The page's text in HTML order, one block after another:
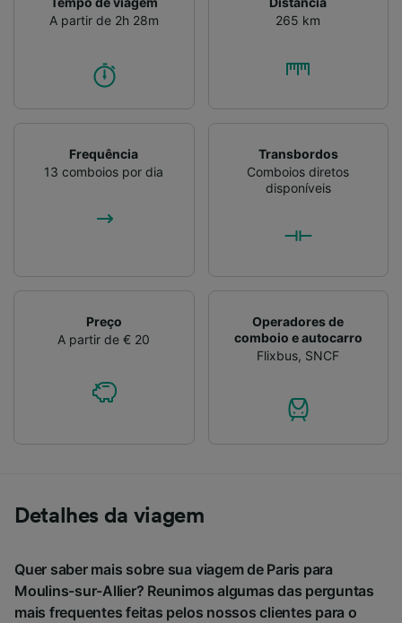
A partir de 2h 28m
265 km
Frequência
13 comboios por dia
Transbordos
Comboios diretos
disponíveis
Preço
A partir de € 20
Operadores de
comboio e autocarro
Flixbus, SNCF
Detalhes da viagem
Quer saber mais sobre sua viagem de Paris para
Moulins-sur-Allier? Reunimos algumas das perguntas
mais frequentes feitas pelos nossos clientes para o